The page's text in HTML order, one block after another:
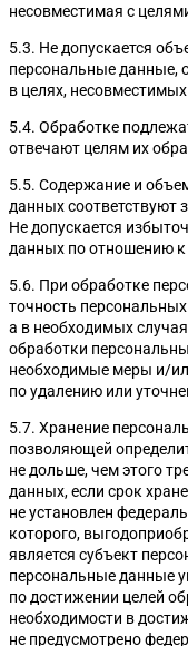
несовместимая с
5.3. Не допускается
персональные данные,
в целях,
5.4. Обработке
отвечают целям их
5.5. Содержание и
данных соответствуют
Не допускается
данных по отношению
5.6. При обработке
точность
а в необходимых
обработки
необходимые меры и/
по удалению или
5.7. Хранение
позволяющей
не дольше, чем этого
данных, если срок
не установлен
которого,
является субъект
персональные данные
по достижении целей
необходимости в
не предусмотрено